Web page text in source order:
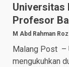
Universitas
Profesor
M Abd Rahman
Malang Post –
mengukuhkan